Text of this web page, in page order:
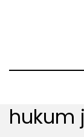
Tag
:
hukum